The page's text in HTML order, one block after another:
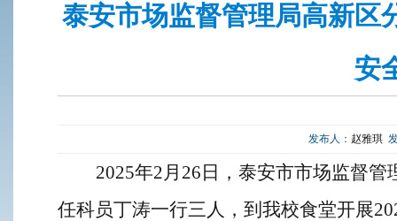
泰安市场监督管理局高新区
安
发布人： 赵雅琪
2025年2月26日， 泰安市市场监督管
任科员丁涛一行三人 ， 到我校食堂开展